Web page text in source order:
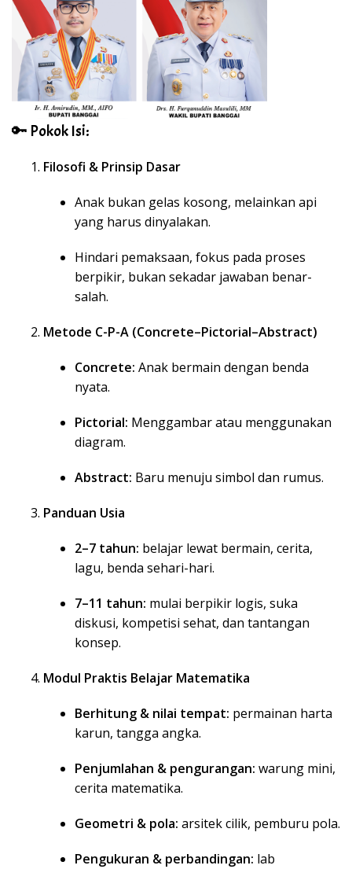
🔑 Pokok Isi:
Filosofi & Prinsip Dasar
Anak bukan gelas kosong, melainkan api
yang harus dinyalakan.
Hindari pemaksaan, fokus pada proses
berpikir, bukan sekadar jawaban benar-
salah.
Metode C-P-A (Concrete–Pictorial–Abstract)
Concrete: Anak bermain dengan benda
nyata.
Pictorial: Menggambar atau menggunakan
diagram.
Abstract: Baru menuju simbol dan rumus.
Panduan Usia
2–7 tahun: belajar lewat bermain, cerita,
lagu, benda sehari-hari.
7–11 tahun: mulai berpikir logis, suka
diskusi, kompetisi sehat, dan tantangan
konsep.
Modul Praktis Belajar Matematika
Berhitung & nilai tempat: permainan harta
karun, tangga angka.
Penjumlahan & pengurangan: warung mini,
cerita matematika.
Geometri & pola: arsitek cilik, pemburu pola.
Pengukuran & perbandingan: lab